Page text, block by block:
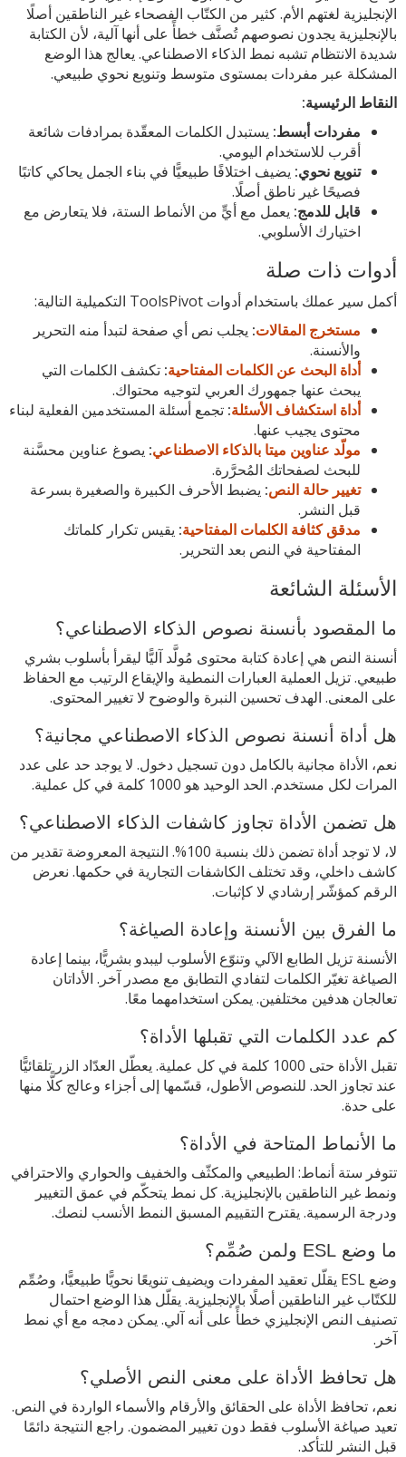
الإنجليزية لغتهم الأم. كثير من الكتّاب الفصحاء غير الناطقين أصلًا
بالإنجليزية يجدون نصوصهم تُصنَّف خطأً على أنها آلية، لأن الكتابة
شديدة الانتظام تشبه نمط الذكاء الاصطناعي. يعالج هذا الوضع
المشكلة عبر مفردات بمستوى متوسط وتنويع نحوي طبيعي.
النقاط الرئيسية:
مفردات أبسط: يستبدل الكلمات المعقّدة بمرادفات شائعة
أقرب للاستخدام اليومي.
تنويع نحوي: يضيف اختلافًا طبيعيًّا في بناء الجمل يحاكي كاتبًا
فصيحًا غير ناطق أصلًا.
قابل للدمج: يعمل مع أيٍّ من الأنماط الستة، فلا يتعارض مع
اختيارك الأسلوبي.
أدوات ذات صلة
أكمل سير عملك باستخدام أدوات ToolsPivot التكميلية التالية:
مستخرج المقالات: يجلب نص أي صفحة لتبدأ منه التحرير
والأنسنة.
أداة البحث عن الكلمات المفتاحية: تكشف الكلمات التي
يبحث عنها جمهورك العربي لتوجيه محتواك.
أداة استكشاف الأسئلة: تجمع أسئلة المستخدمين الفعلية لبناء
محتوى يجيب عنها.
مولّد عناوين ميتا بالذكاء الاصطناعي: يصوغ عناوين محسَّنة
للبحث لصفحاتك المُحرَّرة.
تغيير حالة النص: يضبط الأحرف الكبيرة والصغيرة بسرعة
قبل النشر.
مدقق كثافة الكلمات المفتاحية: يقيس تكرار كلماتك
المفتاحية في النص بعد التحرير.
الأسئلة الشائعة
ما المقصود بأنسنة نصوص الذكاء الاصطناعي؟
أنسنة النص هي إعادة كتابة محتوى مُولَّد آليًّا ليقرأ بأسلوب بشري
طبيعي. تزيل العملية العبارات النمطية والإيقاع الرتيب مع الحفاظ
على المعنى. الهدف تحسين النبرة والوضوح لا تغيير المحتوى.
هل أداة أنسنة نصوص الذكاء الاصطناعي مجانية؟
نعم، الأداة مجانية بالكامل دون تسجيل دخول. لا يوجد حد على عدد
المرات لكل مستخدم. الحد الوحيد هو 1000 كلمة في كل عملية.
هل تضمن الأداة تجاوز كاشفات الذكاء الاصطناعي؟
لا، لا توجد أداة تضمن ذلك بنسبة 100%. النتيجة المعروضة تقدير من
كاشف داخلي، وقد تختلف الكاشفات التجارية في حكمها. نعرض
الرقم كمؤشّر إرشادي لا كإثبات.
ما الفرق بين الأنسنة وإعادة الصياغة؟
الأنسنة تزيل الطابع الآلي وتنوّع الأسلوب ليبدو بشريًّا، بينما إعادة
الصياغة تغيّر الكلمات لتفادي التطابق مع مصدر آخر. الأداتان
تعالجان هدفين مختلفين. يمكن استخدامهما معًا.
كم عدد الكلمات التي تقبلها الأداة؟
تقبل الأداة حتى 1000 كلمة في كل عملية. يعطّل العدّاد الزر تلقائيًّا
عند تجاوز الحد. للنصوص الأطول، قسّمها إلى أجزاء وعالج كلًّا منها
على حدة.
ما الأنماط المتاحة في الأداة؟
تتوفر ستة أنماط: الطبيعي والمكثّف والخفيف والحواري والاحترافي
ونمط غير الناطقين بالإنجليزية. كل نمط يتحكّم في عمق التغيير
ودرجة الرسمية. يقترح التقييم المسبق النمط الأنسب لنصك.
ما وضع ESL ولمن صُمِّم؟
وضع ESL يقلّل تعقيد المفردات ويضيف تنويعًا نحويًّا طبيعيًّا، وصُمِّم
للكتّاب غير الناطقين أصلًا بالإنجليزية. يقلّل هذا الوضع احتمال
تصنيف النص الإنجليزي خطأً على أنه آلي. يمكن دمجه مع أي نمط
آخر.
هل تحافظ الأداة على معنى النص الأصلي؟
نعم، تحافظ الأداة على الحقائق والأرقام والأسماء الواردة في النص.
تعيد صياغة الأسلوب فقط دون تغيير المضمون. راجع النتيجة دائمًا
قبل النشر للتأكد.